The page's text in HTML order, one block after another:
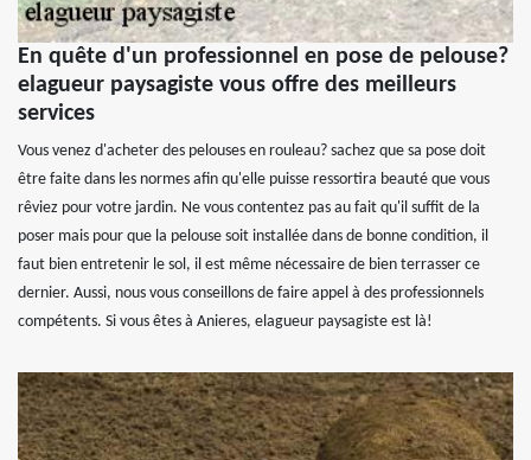
En quête d'un professionnel en pose de pelouse?
elagueur paysagiste vous offre des meilleurs
services
Vous venez d'acheter des pelouses en rouleau? sachez que sa pose doit
être faite dans les normes afin qu'elle puisse ressortira beauté que vous
rêviez pour votre jardin. Ne vous contentez pas au fait qu'il suffit de la
poser mais pour que la pelouse soit installée dans de bonne condition, il
faut bien entretenir le sol, il est même nécessaire de bien terrasser ce
dernier. Aussi, nous vous conseillons de faire appel à des professionnels
compétents. Si vous êtes à Anieres, elagueur paysagiste est là!